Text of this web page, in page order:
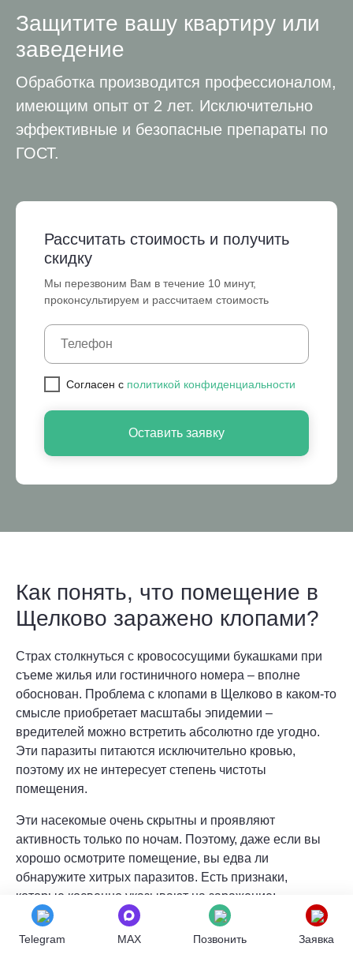
Защитите вашу квартиру или
заведение
Обработка производится профессионалом,
имеющим опыт от 2 лет. Исключительно
эффективные и безопасные препараты по
ГОСТ.
Рассчитать стоимость и получить
скидку
Мы перезвоним Вам в течение 10 минут,
проконсультируем и рассчитаем стоимость
Cогласен с политикой конфиденциальности
Оставить заявку
Как понять, что помещение в
Щелково заражено клопами?
Страх столкнуться с кровососущими букашками при
съеме жилья или гостиничного номера – вполне
обоснован. Проблема с клопами в Щелково в каком-то
смысле приобретает масштабы эпидемии –
вредителей можно встретить абсолютно где угодно.
Эти паразиты питаются исключительно кровью,
поэтому их не интересует степень чистоты
помещения.
Эти насекомые очень скрытны и проявляют
активность только по ночам. Поэтому, даже если вы
хорошо осмотрите помещение, вы едва ли
обнаружите хитрых паразитов. Есть признаки,
которые косвенно указывают на заражение:
Укусы, расположенные скученно или по одной
Telegram MAX Позвонить Заявка